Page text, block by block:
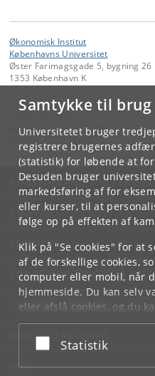
Samtykke til
Universitetet bruger
registrere brugernes
(statistik) for løbende at
Desuden bruger
markedsføring af for
eller kurser, til at
følge op på effekten af
Klik på "Se cookies" for at
af de forskellige cookies,
computer eller mobil, når
hjemmeside. Du kan selv
eller afslå cookies, og du
underCookie- og
bunden af hver side.
Acceptér eller afslå
Statistik
Økonomisk Institut
Københavns Universitet
Øster Farimagsgade 5, bygning 26
1353 København K
Kontakt:
Administrationen
economics@econ. ku.dk
KØBENHAVNS
KONTAKT
SERVICES
FOR STUDERENDE OG
JOB OG KARRIERE
NØDSITUATIONER
WEB